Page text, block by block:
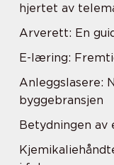
hjertet av
Arverett: En
E-læring:
Anleggslasere:
byggebransjen
Betydningen av